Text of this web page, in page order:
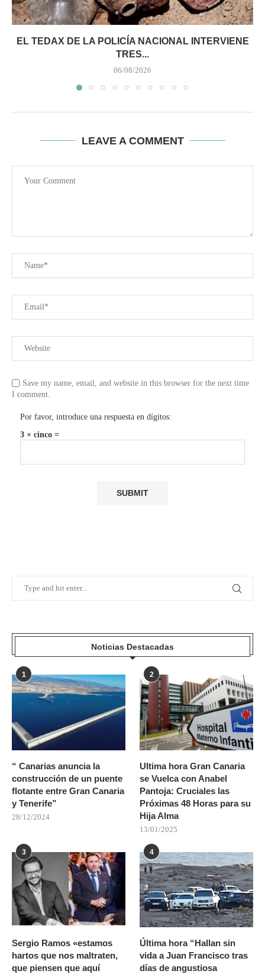
EL TEDAX DE LA POLICÍA NACIONAL INTERVIENE
TRES...
06/08/2026
LEAVE A COMMENT
Save my name, email, and website in this browser for the next time
I comment.
Por favor, introduce una respuesta en dígitos:
3 × cinco =
Noticias Destacadas
1
“ Canarias anuncia la
construcción de un puente
flotante entre Gran Canaria
y Tenerife”
28/12/2024
2
Ultima hora Gran Canaria
se Vuelca con Anabel
Pantoja: Cruciales las
Próximas 48 Horas para su
Hija Alma
13/01/2025
3
Sergio Ramos «estamos
hartos que nos maltraten,
que piensen que aquí
4
Última hora “Hallan sin
vida a Juan Francisco tras
días de angustiosa